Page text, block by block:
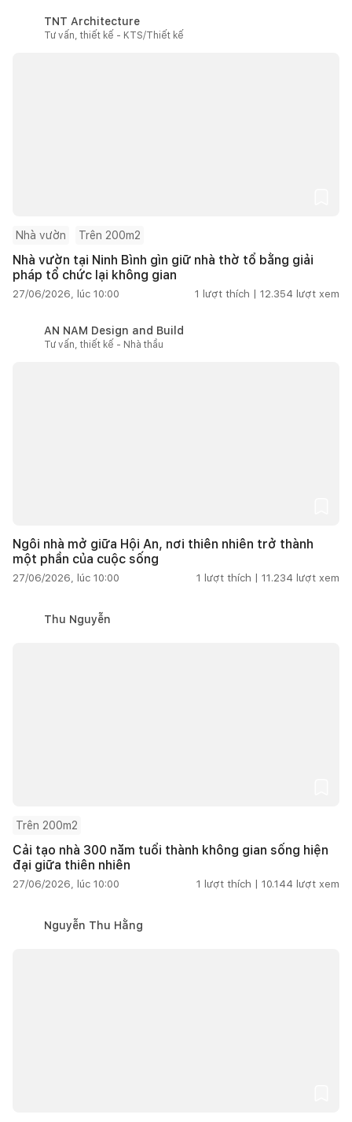
TNT Architecture
Tư vấn, thiết kế - KTS/Thiết kế
Nhà vườn Trên 200m2
Nhà vườn tại Ninh Bình gìn giữ nhà thờ tổ bằng giải
pháp tổ chức lại không gian
27/06/2026, lúc 10:00 1 lượt thích | 12.354 lượt xem
AN NAM Design and Build
Tư vấn, thiết kế - Nhà thầu
Ngôi nhà mở giữa Hội An, nơi thiên nhiên trở thành
một phần của cuộc sống
27/06/2026, lúc 10:00 1 lượt thích | 11.234 lượt xem
Thu Nguyễn
Trên 200m2
Cải tạo nhà 300 năm tuổi thành không gian sống hiện
đại giữa thiên nhiên
27/06/2026, lúc 10:00 1 lượt thích | 10.144 lượt xem
Nguyễn Thu Hằng